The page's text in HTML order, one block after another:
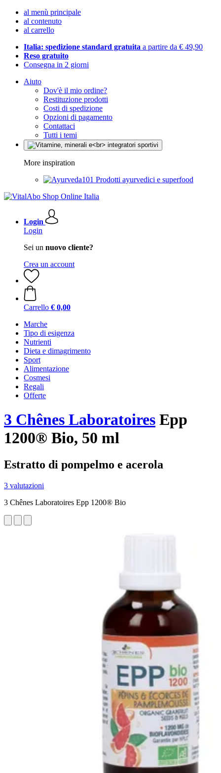
al menù principale
al contenuto
al carrello
Italia: spedizione standard gratuita a partire da € 49,90
Reso gratuito
Consegna in 2 giorni
Aiuto
Dov'è il mio ordine?
Restituzione prodotti
Costi di spedizione
Opzioni di pagamento
Contattaci
Tutti i temi
More inspiration
Prodotti ayurvedici e superfood
Login
Login
Sei un nuovo cliente?
Crea un account
Carrello € 0,00
Marche
Tipo di esigenza
Nutrienti
Dieta e dimagrimento
Sport
Alimentazione
Cosmesi
Regali
Offerte
3 Chênes Laboratoires Epp
1200® Bio, 50 ml
Estratto di pompelmo e acerola
3 valutazioni
3 Chênes Laboratoires Epp 1200® Bio